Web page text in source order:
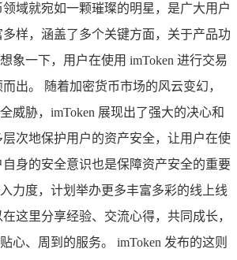
域就宛如一颗璀璨的明星，是广大用户
样，涵盖了多个关键方面，关于产品功
象一下，用户在使用 imToken 进行交易
出。 随着加密货币市场的风云变幻，
威胁，imToken 展现出了强大的决心和
次地保护用户的资产安全，让用户在使
自身的安全意识也是保障资产安全的重要
力度，计划举办更多丰富多彩的线上线
这里分享经验、交流心得，共同成长，
、周到的服务。 imToken 发布的这则